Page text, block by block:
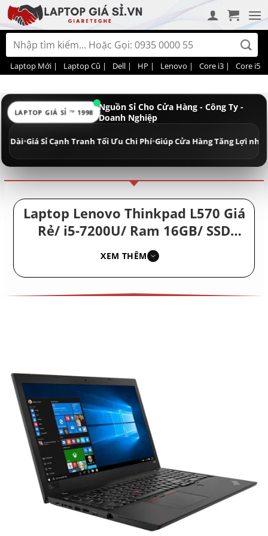
Bỏ
qua
nội
dung
Tìm
kiếm:
Laptop Mới | Laptop Cũ | Dell | HP | Lenovo | Core i3 | Core i5 |
Điều hướng Phân loại
LAPTOP GIÁ SỈ ™ 1998
Nguồn Sỉ Cho Cửa Hàng - Công Ty -
Doanh Nghiệp
Giá Sỉ Cạnh Tranh Tối Ưu Chi Phí•Giúp Cửa Hàng Tăng Lợi nhuận -
Laptop Lenovo Thinkpad L570 Giá
Rẻ/ i5-7200U/ Ram 16GB/ SSD
512GB/ Laptop Giá Rẻ/ Laptop
Nhật Cao Cấp/ Máy Tính Văn
Phòng Lenovo Xách Tay
XEM THÊM